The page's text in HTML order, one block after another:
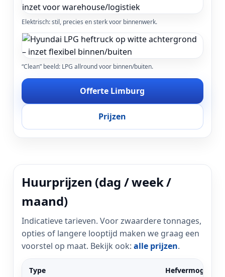
Elektrisch: stil, precies en sterk voor binnenwerk.
“Clean” beeld: LPG allround voor binnen/buiten.
Offerte Limburg
Prijzen
Huurprijzen (dag / week /
maand)
Indicatieve tarieven. Voor zwaardere tonnages,
opties of langere looptijd maken we graag een
voorstel op maat. Bekijk ook: alle prijzen.
Type Hefvermogen